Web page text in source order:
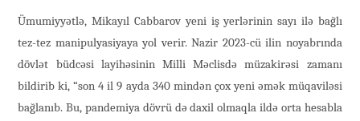
Ümumiyyətlə, Mikayıl Cabbarov yeni iş yerlərinin sayı ilə bağlı
tez-tez manipulyasiyaya yol verir. Nazir 2023-cü ilin noyabrında
dövlət büdcəsi layihəsinin Milli Məclisdə müzakirəsi zamanı
bildirib ki, “son 4 il 9 ayda 340 mindən çox yeni əmək müqaviləsi
bağlanıb. Bu, pandemiya dövrü də daxil olmaqla ildə orta hesabla